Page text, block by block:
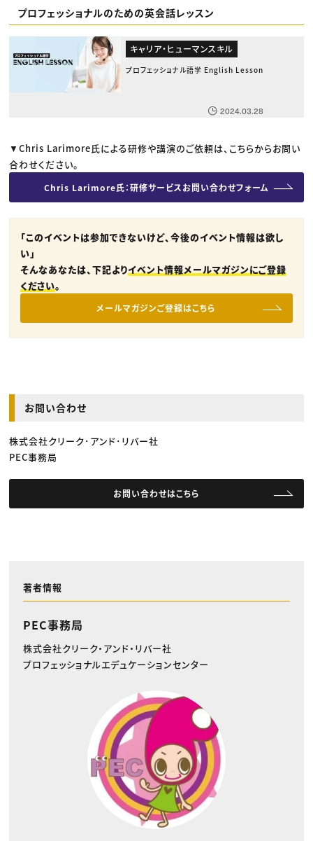
プロフェッショナルのための英会話レッスン
キャリア・ヒューマンスキル
プロフェッショナル語学 English Lesson
2024.03.28
▼Chris Larimore氏による研修や講演のご依頼は、こちらからお問い
合わせください。
Chris Larimore氏：研修サービスお問い合わせフォーム
「このイベントは参加できないけど、今後のイベント情報は欲し
い」
そんなあなたは、下記よりイベント情報メールマガジンにご登録
ください。
メールマガジンご登録はこちら
お問い合わせ
株式会社クリーク･アンド･リバー社
PEC事務局
お問い合わせはこちら
著者情報
PEC事務局
株式会社クリーク・アンド・リバー社
プロフェッショナルエデュケーションセンター